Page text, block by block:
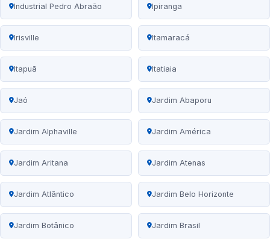
Industrial Pedro Abraão Ipiranga
Irisville Itamaracá
Itapuã Itatiaia
Jaó Jardim Abaporu
Jardim Alphaville Jardim América
Jardim Aritana Jardim Atenas
Jardim Atlântico Jardim Belo Horizonte
Jardim Botânico Jardim Brasil